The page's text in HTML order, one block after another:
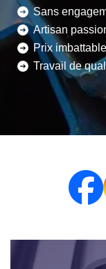
Sans
Artisan
Prix imbattable
Travail de